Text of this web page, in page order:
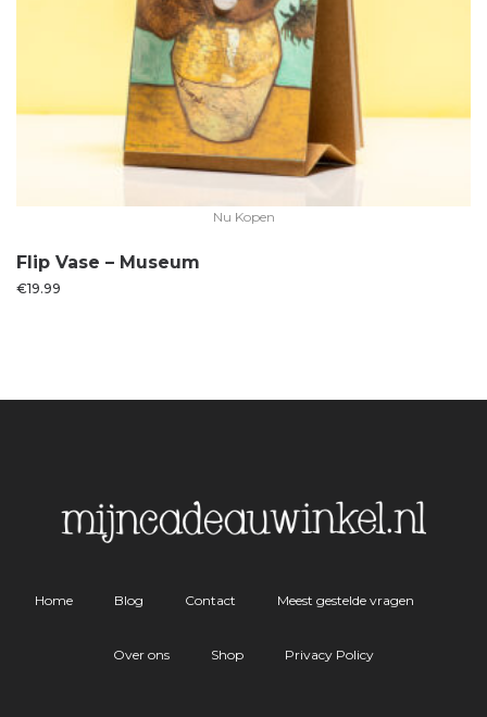
Nu Kopen
Flip Vase – Museum
€19.99
Home Blog Contact Meest gestelde vragen
Over ons Shop Privacy Policy